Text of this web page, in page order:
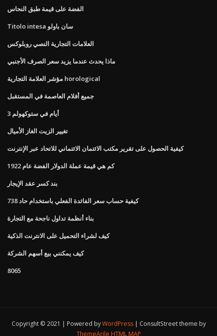
الفضة على قيمة طبق النحاس
Titolo intesa سان باولو
العلامات التجارية النصي روبلوكس
ماذا يحدث عندما يزيد سعر الصرف الأجنبي
مؤشر العلامة التجارية horological
جميع أفلام العاصمة في المستقبل
3 أيام في ستوكهولم
تغيير الزيت الغاز الأميال
كيفية الحصول على تقرير مكتب الائتمان الائتماني للاتحاد عبر الإنترنت
كم هي قيمة عملة الدولار الفضة عام 1922
بند كسر عقد الإيجار
كيفية حساب سعر الفائدة الفعلي باستخدام حاد 738
بناء أنظمة تداول ناجحة مع التجارة
كيف لشراء التحميل على الانترنت الذكية
كيف يمكنني بيع أسهم الشركة
8065
Copyright © 2021 | Powered byWordPress
ConsultStreet theme by
ThemeArile HTML MAP